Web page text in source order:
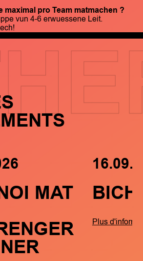
maximal pro Team matmachen ?
vun 4-6 erwuessene Leit.
MAT
Plus